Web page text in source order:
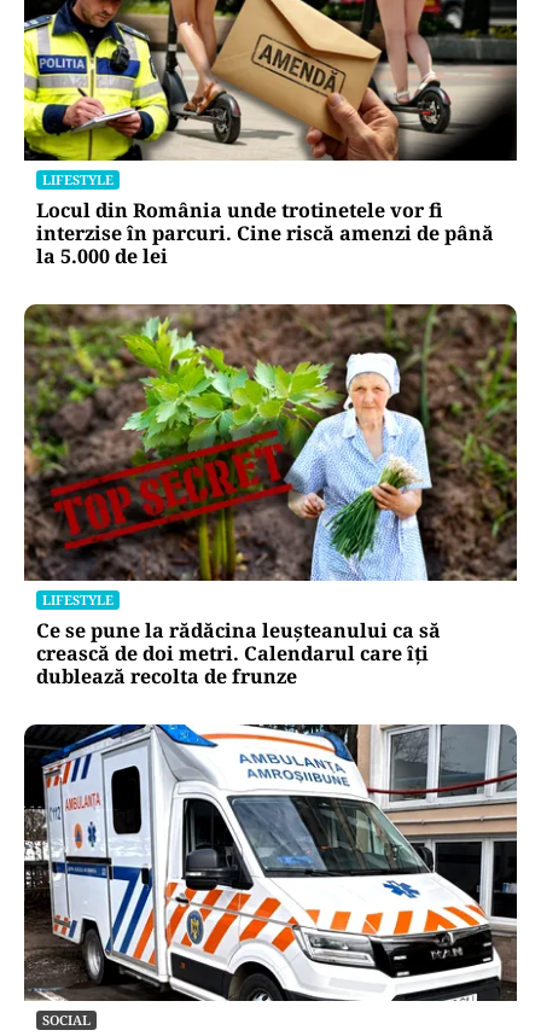
LIFESTYLE
Locul din România unde trotinetele vor fi
interzise în parcuri. Cine riscă amenzi de până
la 5.000 de lei
LIFESTYLE
Ce se pune la rădăcina leușteanului ca să
crească de doi metri. Calendarul care îți
dublează recolta de frunze
SOCIAL